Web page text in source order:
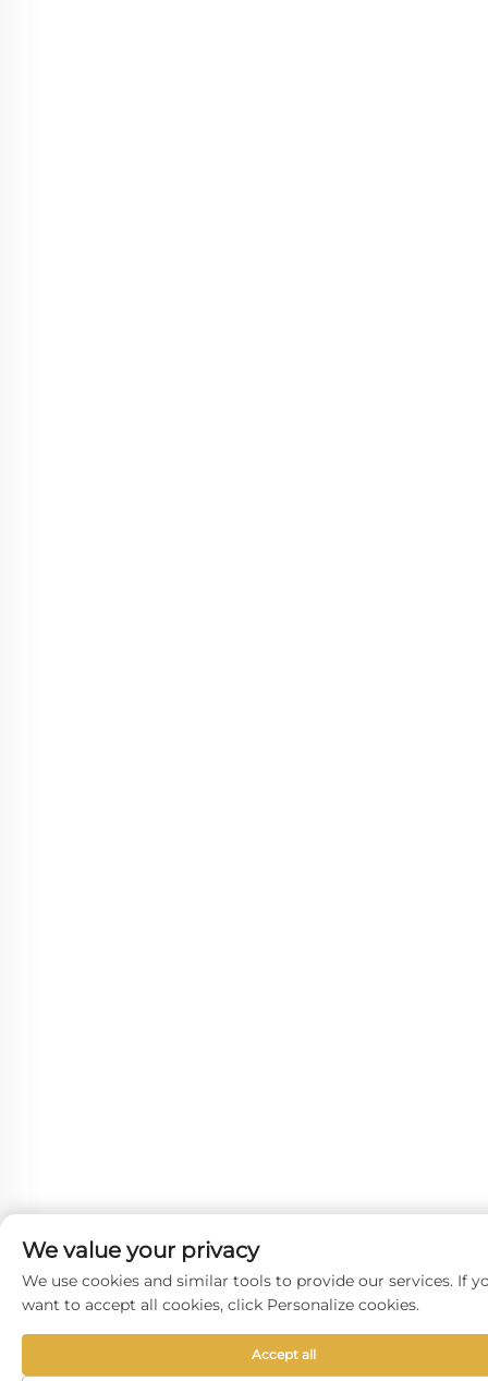
We value your privacy
We use cookies and similar tools to provide our services. If
want to accept all cookies, click Personalize cookies.
Accept all